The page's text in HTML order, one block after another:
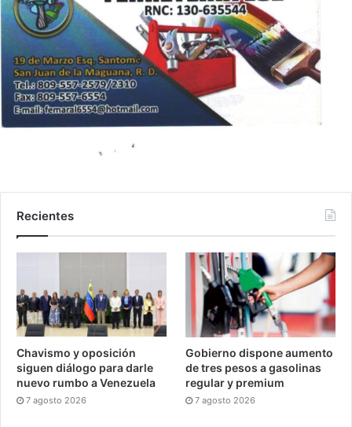
Recientes
Chavismo y oposición
siguen diálogo para darle
nuevo rumbo a Venezuela
7 agosto 2026
Gobierno dispone aumento
de tres pesos a gasolinas
regular y premium
7 agosto 2026